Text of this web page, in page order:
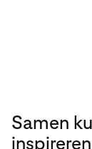
Samen